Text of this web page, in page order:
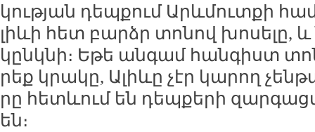
կու­թյան դեպ­քում Արևմուտ­քի
լիևի հետ բարձր տո­նով խո­սե­լը,
կընկ­նի։ Ե­թե ան­գամ հան­գիստ
րեք կրա­կը, Ա­լիևը չէր կա­րող
րը հետևում են դեպ­քե­րի
են։